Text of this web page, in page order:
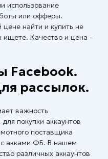
использование
боты или офферы.
найти и купить не
ищете. Качество и цена -
Facebook.
рассылок.
важность
покупки аккаунтов
поставщика
с акками ФБ. В нашем
различных аккаунтов